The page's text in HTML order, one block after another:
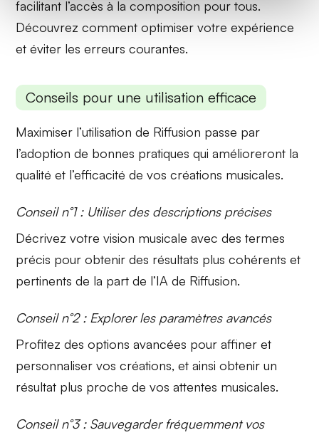
facilitant l’accès à la composition pour tous.
Découvrez comment optimiser votre expérience
et éviter les erreurs courantes.
Conseils pour une utilisation efficace
Maximiser l’utilisation de Riffusion passe par
l’adoption de bonnes pratiques qui amélioreront la
qualité et l’efficacité de vos créations musicales.
Conseil n°1 : Utiliser des descriptions précises
Décrivez votre vision musicale avec destermes
précis pour obtenir des résultats plus cohérents et
pertinents de la part de l’IA de Riffusion.
Conseil n°2 : Explorer les paramètres avancés
Profitez desoptions avancées pour affiner et
personnaliser vos créations, et ainsi obtenir un
résultat plus proche de vos attentes musicales.
Conseil n°3 : Sauvegarder fréquemment vos